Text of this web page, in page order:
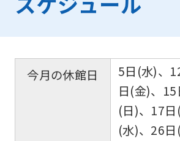
今月の休館日
5日(水)、
日(金)、
(日)、17
(水)、26日